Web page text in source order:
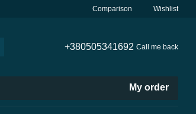
Comparison Wishlist
+380505341692 Call me back
My order